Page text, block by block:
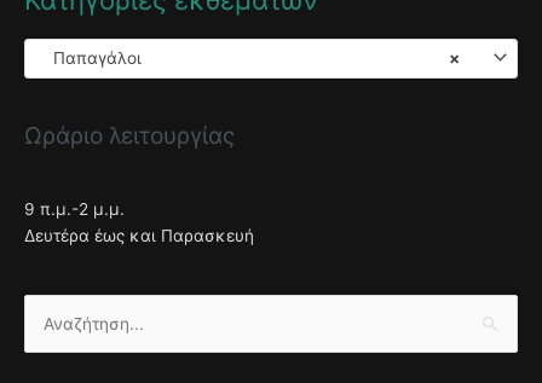
×
Παπαγάλοι
Ωράριο λειτουργίας
9 π.μ.-2 μ.μ.
Δευτέρα έως και Παρασκευή
Αναζήτηση
για: